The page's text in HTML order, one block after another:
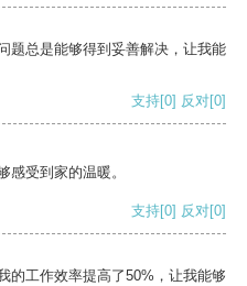
题总是能够得到妥善解决，让我能
支持[0] 反对[0]
感受到家的温暖。
支持[0] 反对[0]
的工作效率提高了50%，让我能够